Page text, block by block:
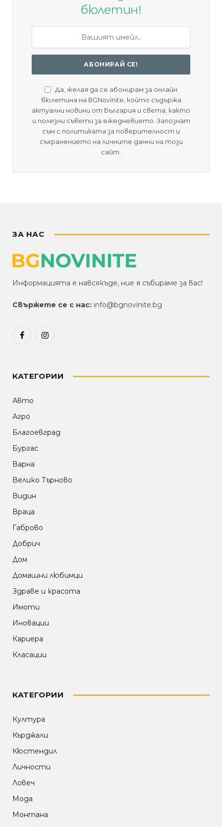
бюлетин!
Да, желая да се абонирам за онлайн
бюлетина на BGNovinite, който съдържа
актуални новини от България и света, както
и полезни съвети за ежедневието. Запознат
съм с политиката за поверителност и
съхранението на личните данни на този
сайт.
ЗА НАС
Информацията е навсякъде, ние я събираме за вас!
Свържете се с нас: info@bgnovinite.bg
FacebookInstagram
КАТЕГОРИИ
Авто
Агро
Благоевград
Бургас
Варна
Велико Търново
Видин
Враца
Габрово
Добрич
Дом
Домашни любимци
Здраве и красота
Имоти
Иновации
Кариера
Класации
КАТЕГОРИИ
Култура
Кърджали
Кюстендил
Личности
Ловеч
Мода
Монтана